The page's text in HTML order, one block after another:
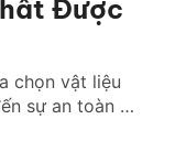
Được
chọn vật liệu
sự an toàn và